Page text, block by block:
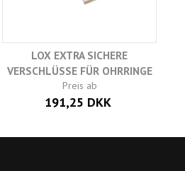
LOX EXTRA SICHERE
VERSCHLÜSSE FÜR OHRRINGE
Preis ab
191,25 DKK